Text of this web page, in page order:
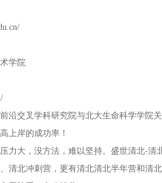
学院
沿交叉学科研究院与北大生命科学学院
上岸的成功率！
力大，没方法，难以坚持。盛世清北-
清北冲刺营，更有清北清北半年营和清